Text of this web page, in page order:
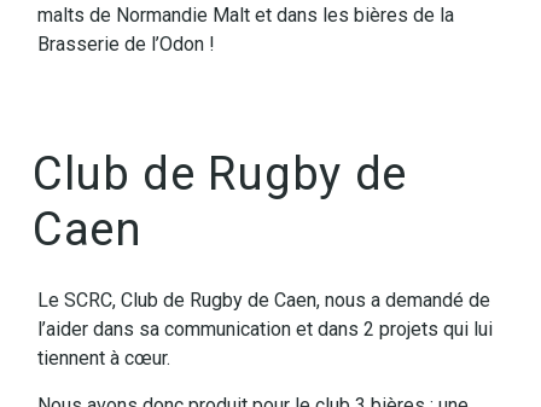
malts de Normandie Malt et dans les bières de la
Brasserie de l’Odon !
Club de Rugby de
Caen
Le SCRC, Club de Rugby de Caen, nous a demandé de
l’aider dans sa communication et dans 2 projets qui lui
tiennent à cœur.